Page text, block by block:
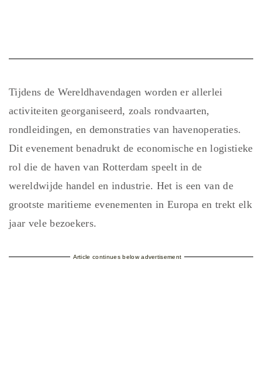
Tijdens de Wereldhavendagen worden er allerlei
activiteiten georganiseerd, zoals rondvaarten,
rondleidingen, en demonstraties van havenoperaties.
Dit evenement benadrukt de economische en logistieke
rol die de haven van Rotterdam speelt in de
wereldwijde handel en industrie. Het is een van de
grootste maritieme evenementen in Europa en trekt elk
jaar vele bezoekers.
Article continues below advertisement